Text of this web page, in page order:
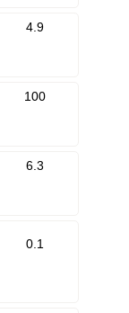
4.9
100
6.3
0.1